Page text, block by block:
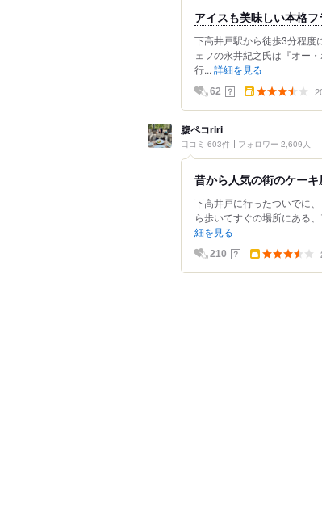
アイスも美味しい本格
下高井戸駅から徒歩3分程度
ェフの永井紀之氏は『オー
行... 詳細を見る
62 ？
腹ペコriri
口コミ 603件 フォロワー 2,609人
昔から人気の街のケーキ
下高井戸に行ったついでに
ら歩いてすぐの場所にある
細を見る
210 ？